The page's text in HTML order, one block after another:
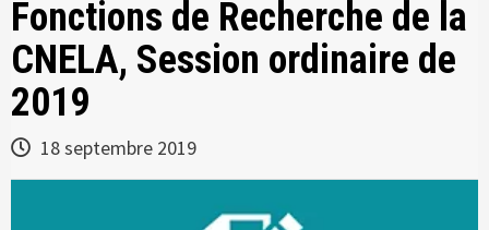
Fonctions de Recherche de la
CNELA, Session ordinaire de
2019
18 septembre 2019